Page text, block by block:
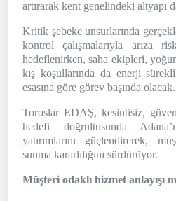
artırarak kent genelindeki altyapı
Kritik şebeke unsurlarında
kontrol çalışmalarıyla arıza
hedeflenirken, saha ekipleri,
kış koşullarında da enerji
esasına göre görev başında olacak.
Toroslar EDAŞ, kesintisiz,
hedefi doğrultusunda
yatırımlarını güçlendirerek,
sunma kararlılığını sürdürüyor.
Müşteri odaklı hizmet anlayışı